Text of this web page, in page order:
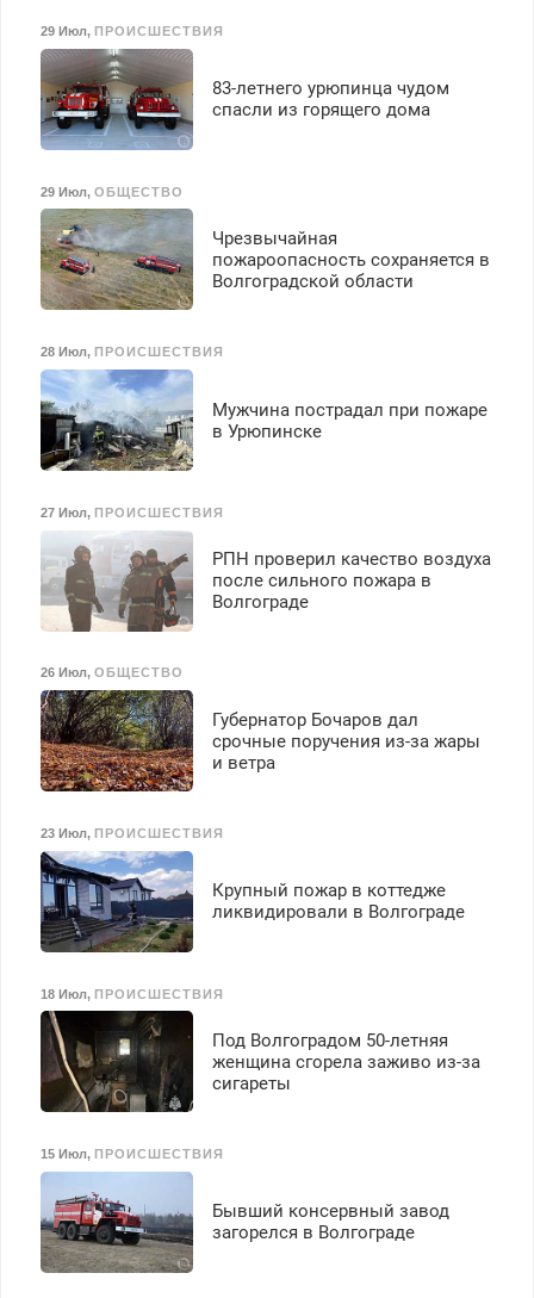
29 Июл, ПРОИСШЕСТВИЯ
83-летнего урюпинца чудом
спасли из горящего дома
29 Июл, ОБЩЕСТВО
Чрезвычайная
пожароопасность сохраняется в
Волгоградской области
28 Июл, ПРОИСШЕСТВИЯ
Мужчина пострадал при пожаре
в Урюпинске
27 Июл, ПРОИСШЕСТВИЯ
РПН проверил качество воздуха
после сильного пожара в
Волгограде
26 Июл, ОБЩЕСТВО
Губернатор Бочаров дал
срочные поручения из-за жары
и ветра
23 Июл, ПРОИСШЕСТВИЯ
Крупный пожар в коттедже
ликвидировали в Волгограде
18 Июл, ПРОИСШЕСТВИЯ
Под Волгоградом 50-летняя
женщина сгорела заживо из-за
сигареты
15 Июл, ПРОИСШЕСТВИЯ
Бывший консервный завод
загорелся в Волгограде